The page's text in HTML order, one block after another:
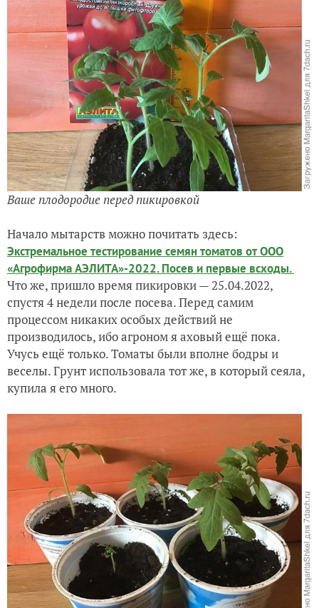
Ваше плодородие перед пикировкой
Начало мытарств можно почитать здесь:
Экстремальное тестирование семян томатов от ООО
«Агрофирма АЭЛИТА»-2022. Посев и первые всходы.
Что же, пришло время пикировки — 25.04.2022,
спустя 4 недели после посева. Перед самим
процессом никаких особых действий не
производилось, ибо агроном я аховый ещё пока.
Учусь ещё только. Томаты были вполне бодры и
веселы. Грунт использовала тот же, в который сеяла,
купила я его много.